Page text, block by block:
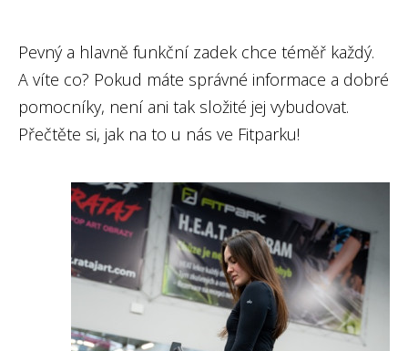
Pevný a hlavně funkční zadek chce téměř každý.
A víte co? Pokud máte správné informace a dobré
pomocníky, není ani tak složité jej vybudovat.
Přečtěte si, jak na to u nás ve Fitparku!